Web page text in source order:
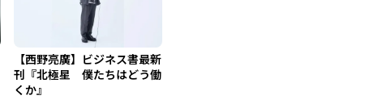
【西野亮廣】ビジネス書最新
刊『北極星 僕たちはどう働
くか』